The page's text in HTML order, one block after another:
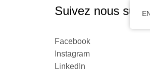
Suivez nous sur...
Facebook
Instagram
LinkedIn